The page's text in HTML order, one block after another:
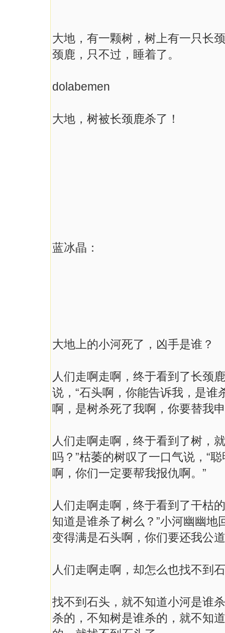
大地，有一颗树，树上有一只长
颈鹿，只不过，睡着了。
dolabemen
大地，树被长颈鹿杀了！
蓝冰晶：
大地上的小河死了，凶手是谁？
人们走啊走啊，终于看到了长颈
说，“石头啊，你能告诉我，是谁
啊，是树杀死了我啊，你要替我
人们走啊走啊，终于看到了树，
吗？”枯萎的树叹了一口气说，“
啊，你们一定要帮我报仇啊。”
人们走啊走啊，终于看到了干枯
知道是谁杀了树么？”小河幽幽地
变得满是石头啊，你们要还我公
人们走啊走啊，却怎么也找不
找不到石头，就不知道小河是谁
杀的，不知树是谁杀的，就不知